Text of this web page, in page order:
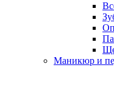
Маникюр и